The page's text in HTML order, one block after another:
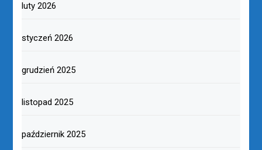
luty 2026
styczeń 2026
grudzień 2025
listopad 2025
październik 2025